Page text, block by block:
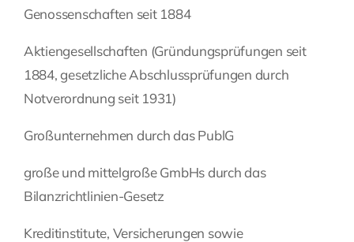
Genossenschaften seit 1884
Aktiengesellschaften (Gründungsprüfungen seit
1884, gesetzliche Abschlussprüfungen durch
Notverordnung seit 1931)
Großunternehmen durch das PublG
große und mittelgroße GmbHs durch das
Bilanzrichtlinien-Gesetz
Kreditinstitute, Versicherungen sowie